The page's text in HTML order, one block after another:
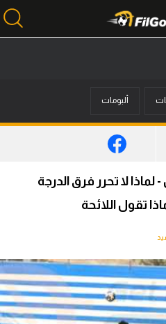
ألبومات
لا تحرر فرق الدرجة
تقول اللائحة